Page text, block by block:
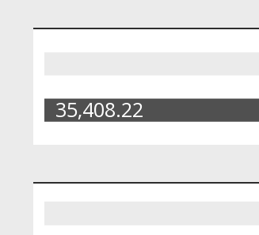
35,408.22